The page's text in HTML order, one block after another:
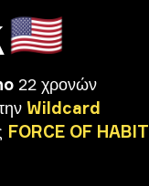
🇺🇸
22 χρονών
Wildcard
FORCE OF HABIT